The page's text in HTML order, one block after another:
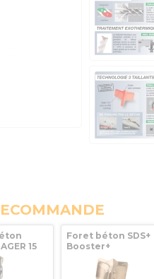
15
Foret béton SDS+
Booster+
Diamètre 12 Lg
150 x 210 DIAGER